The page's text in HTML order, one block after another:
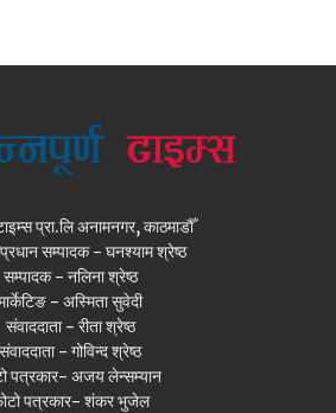
प्रा.लि अनामनगर, काठमाडौँ
सम्पादक - घनश्याम श्रेष्ठ
सम्पादक - नलिना श्रेष्ठ
- अस्मिता सुवेदी
संवाददाता - रीता श्रेष्ठ
संवाददाता - गोविन्द श्रेष्ठ
पत्रकार- अजय लेन्सम्यान
पत्रकार- शंकर भुजेल